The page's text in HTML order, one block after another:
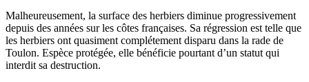
Malheureusement, la surface des herbiers diminue progressivement
depuis des années sur les côtes françaises. Sa régression est telle que
les herbiers ont quasiment complétement disparu dans la rade de
Toulon. Espèce protégée, elle bénéficie pourtant d’un statut qui
interdit sa destruction.